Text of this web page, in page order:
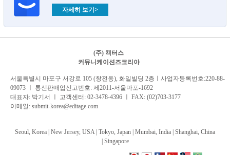
자세히 보기>
(주) 캑터스
커뮤니케이션즈코리아
서 울특별시 마포구 서강로 105 (창전동), 화일빌딩 2층 ㅣ사업자등록번호:220-88-
09073 ㅣ 통신판매업신고번호: 제2011-서울마포-1692
대표자: 박기서 ㅣ 고객센터: 02-3478-4396 ㅣ FAX: (02)703-3177
이메일: submit-korea@editage.com
Seoul, Korea | New Jersey, USA | Tokyo, Japan | Mumbai, India | Shanghai, China
Singapore